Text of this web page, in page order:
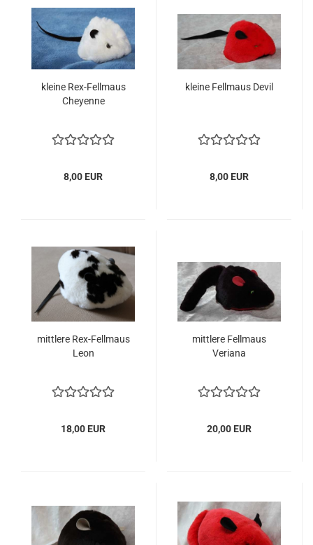
kleine Rex-Fellmaus
Cheyenne
8,00 EUR
kleine Fellmaus Devil
8,00 EUR
mittlere Rex-Fellmaus
Leon
18,00 EUR
mittlere Fellmaus
Veriana
20,00 EUR